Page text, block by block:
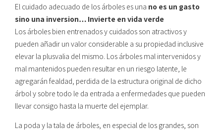
El cuidado adecuado de los árboles es una no es un gasto
sino una inversion… Invierte en vida verde
Los árboles bien entrenados y cuidados son atractivos y
pueden añadir un valor considerable a su propiedad inclusive
elevar la plusvalia del mismo. Los árboles mal intervenidos y
mal mantenidos pueden resultar en un riesgo latente, le
agregarán fealdad, perdida de la estructura original de dicho
árbol y sobre todo le da entrada a enfermedades que pueden
llevar consigo hasta la muerte del ejemplar.
La poda y la tala de árboles, en especial de los grandes, son